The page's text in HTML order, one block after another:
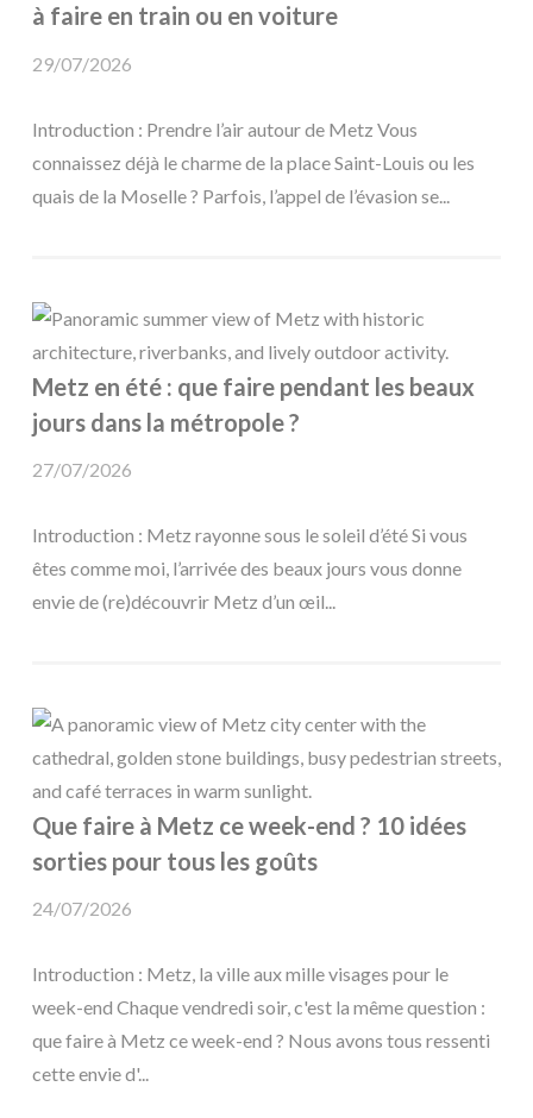
à faire en train ou en voiture
29/07/2026
Introduction : Prendre l’air autour de Metz Vous
connaissez déjà le charme de la place Saint-Louis ou les
quais de la Moselle ? Parfois, l’appel de l’évasion se...
Metz en été : que faire pendant les beaux
jours dans la métropole ?
27/07/2026
Introduction : Metz rayonne sous le soleil d’été Si vous
êtes comme moi, l’arrivée des beaux jours vous donne
envie de (re)découvrir Metz d’un œil...
Que faire à Metz ce week-end ? 10 idées
sorties pour tous les goûts
24/07/2026
Introduction : Metz, la ville aux mille visages pour le
week-end Chaque vendredi soir, c'est la même question :
que faire à Metz ce week-end ? Nous avons tous ressenti
cette envie d'...